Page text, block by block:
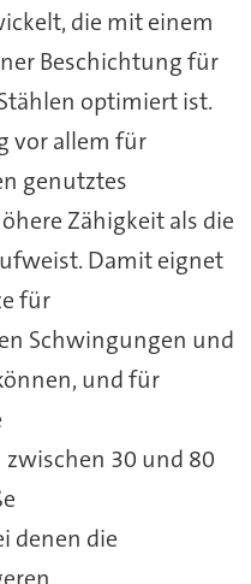
die mit einem
Beschichtung für
optimiert ist.
vor allem für
genutztes
Zähigkeit als die
Damit eignet
für
Schwingungen und
und für
30 und 80
denen die